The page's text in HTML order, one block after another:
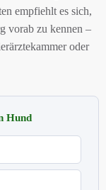
empfiehlt es sich,
vorab zu kennen –
oder
Hund